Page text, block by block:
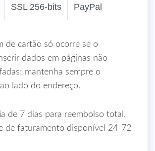
SSL 256‑bits PayPal
de cartão só ocorre se o
dados em páginas não
mantenha sempre o
lado do endereço.
de 7 dias para reembolso total.
de faturamento disponível 24‑72